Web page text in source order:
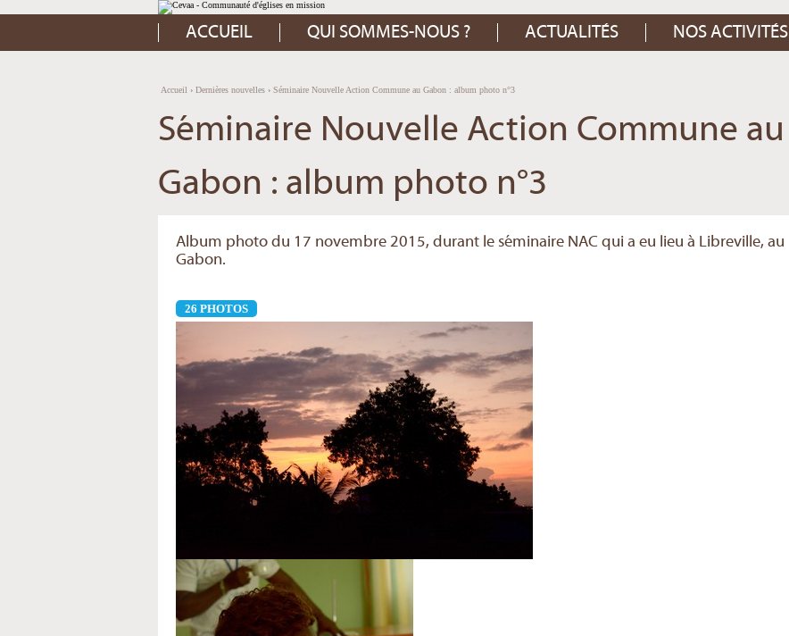
Aller
au
contenu.
Aller
à
Outils
personnels
ACCUEIL QUI SOMMES-NOUS ? ACTUALITÉS NOS ACTIVITÉS
Accueil › Dernières nouvelles › Séminaire Nouvelle Action Commune au Gabon : album photo n°3
Séminaire Nouvelle Action Commune au
Gabon : album photo n°3
Album photo du 17 novembre 2015, durant le séminaire NAC qui a eu lieu à Libreville, au
Gabon.
26 PHOTOS